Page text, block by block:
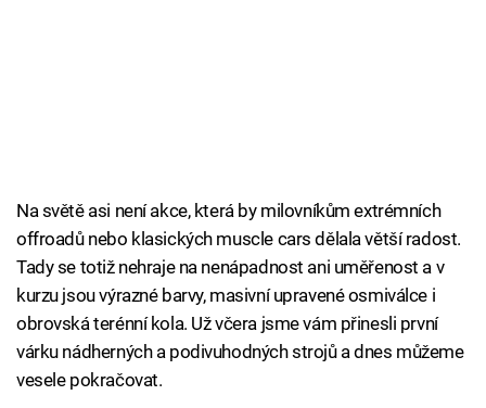
Na světě asi není akce, která by milovníkům extrémních
offroadů nebo klasických muscle cars dělala větší radost.
Tady se totiž nehraje na nenápadnost ani uměřenost a v
kurzu jsou výrazné barvy, masivní upravené osmiválce i
obrovská terénní kola. Už včera jsme vám přinesli první
várku nádherných a podivuhodných strojů a dnes můžeme
vesele pokračovat.